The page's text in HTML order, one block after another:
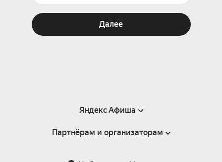
Далее
Яндекс Афиша
Справка
Партнёрам и организаторам